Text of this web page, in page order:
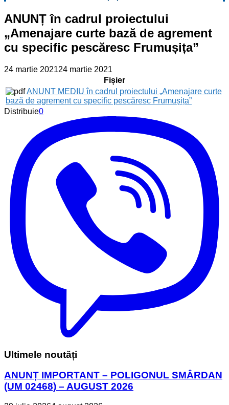
ANUNȚ în cadrul proiectului
„Amenajare curte bază de agrement
cu specific pescăresc Frumușița”
24 martie 202124 martie 2021
Fișier
ANUNT MEDIU în cadrul proiectului „Amenajare curte
bază de agrement cu specific pescăresc Frumușița”
Distribuie0
Ultimele noutăți
ANUNȚ IMPORTANT – POLIGONUL SMÂRDAN
(UM 02468) – AUGUST 2026